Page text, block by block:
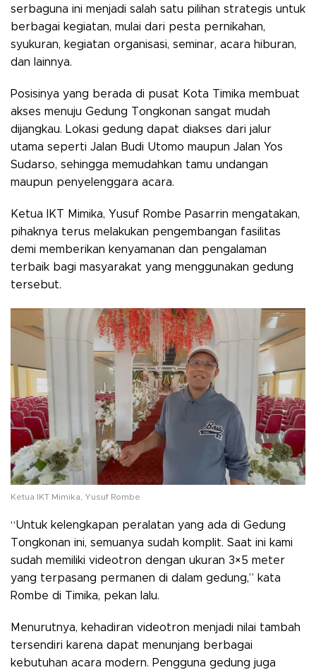
serbaguna ini menjadi salah satu pilihan strategis untuk
berbagai kegiatan, mulai dari pesta pernikahan,
syukuran, kegiatan organisasi, seminar, acara hiburan,
dan lainnya.
Posisinya yang berada di pusat Kota Timika membuat
akses menuju Gedung Tongkonan sangat mudah
dijangkau. Lokasi gedung dapat diakses dari jalur
utama seperti Jalan Budi Utomo maupun Jalan Yos
Sudarso, sehingga memudahkan tamu undangan
maupun penyelenggara acara.
Ketua IKT Mimika, Yusuf Rombe Pasarrin mengatakan,
pihaknya terus melakukan pengembangan fasilitas
demi memberikan kenyamanan dan pengalaman
terbaik bagi masyarakat yang menggunakan gedung
tersebut.
Ketua IKT Mimika, Yusuf Rombe
“Untuk kelengkapan peralatan yang ada di Gedung
Tongkonan ini, semuanya sudah komplit. Saat ini kami
sudah memiliki videotron dengan ukuran 3×5 meter
yang terpasang permanen di dalam gedung,” kata
Rombe di Timika, pekan lalu.
Menurutnya, kehadiran videotron menjadi nilai tambah
tersendiri karena dapat menunjang berbagai
kebutuhan acara modern. Pengguna gedung juga